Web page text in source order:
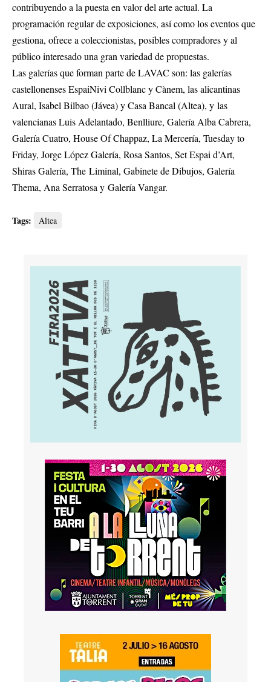
contribuyendo a la puesta en valor del arte actual. La
programación regular de exposiciones, así como los eventos que
gestiona, ofrece a coleccionistas, posibles compradores y al
público interesado una gran variedad de propuestas.
Las galerías que forman parte de LAVAC son: las galerías
castellonenses EspaiNivi Collblanc y Cànem, las alicantinas
Aural, Isabel Bilbao (Jávea) y Casa Bancal (Altea), y las
valencianas Luis Adelantado, Benlliure, Galería Alba Cabrera,
Galería Cuatro, House Of Chappaz, La Mercería, Tuesday to
Friday, Jorge López Galería, Rosa Santos, Set Espai d’Art,
Shiras Galería, The Liminal, Gabinete de Dibujos, Galería
Thema, Ana Serratosa y Galería Vangar.
Tags: Altea